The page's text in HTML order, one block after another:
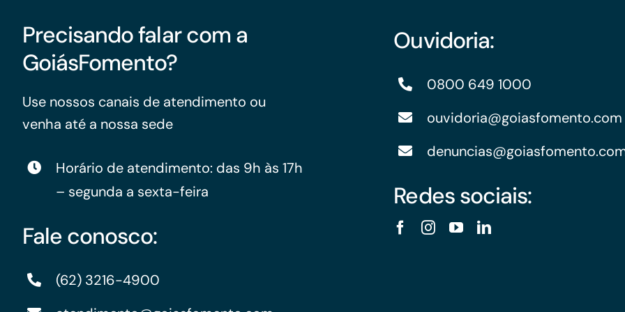
Precisando falar com a
GoiásFomento?
Use nossos canais de atendimento ou
venha até a nossa sede
Horário de atendimento: das 9h às 17h
– segunda a sexta-feira
Fale conosco:
(62) 3216-4900
Ouvidoria:
0800 649 1000
ouvidoria@goiasfomento.com
Redes sociais: